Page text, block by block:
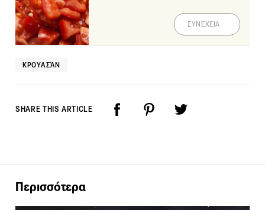
ΣΥΝΕΧΕΙΑ
ΚΡΟΥΑΣΆΝ
SHARE THIS ARTICLE
Περισσότερα